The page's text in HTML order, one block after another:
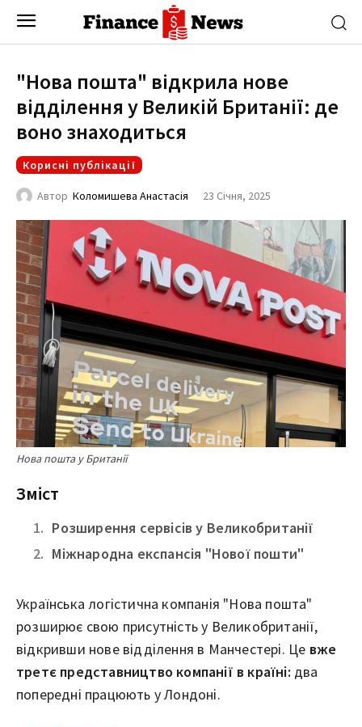
"Нова пошта" відкрила нове
відділення у Великій Британії: де
воно знаходиться
Корисні публікації
Автор Коломишева Анастасія 23 Січня, 2025
Нова пошта у Британії
Зміст
Розширення сервісів у Великобританії
Міжнародна експансія "Нової пошти"
Українська логістична компанія "Нова пошта"
розширює свою присутність у Великобританії,
відкривши нове відділення в Манчестері. Це вже
третє представництво компанії в країні: два
попередні працюють у Лондоні.